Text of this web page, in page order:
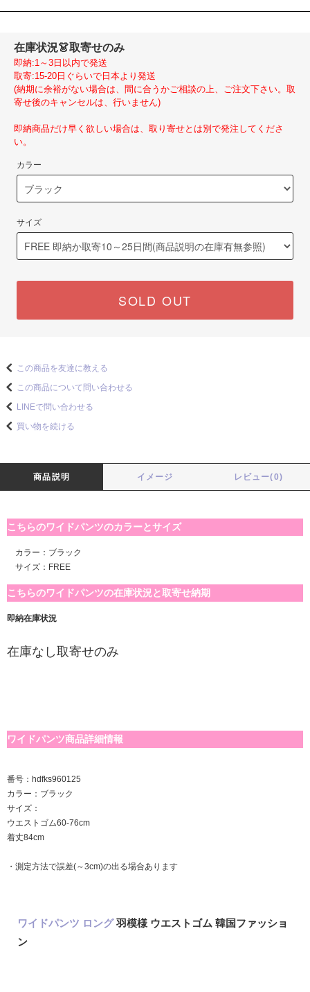
在庫状況👗取寄せのみ
即納:1～3日以内で発送
取寄:15-20日ぐらいで日本より発送
(納期に余裕がない場合は、間に合うかご相談の上、ご注文下さい。取
寄せ後のキャンセルは、行いません)
即納商品だけ早く欲しい場合は、取り寄せとは別で発注してくださ
い。
カラー
サイズ
SOLD OUT
この商品を友達に教える
この商品について問い合わせる
LINEで問い合わせる
買い物を続ける
商品説明 イメージ レビュー(0)
こちらのワイドパンツのカラーとサイズ
カラー：ブラック
サイズ：FREE
こちらのワイドパンツの在庫状況と取寄せ納期
即納在庫状況
在庫なし取寄せのみ
ワイドパンツ商品詳細情報
番号：hdfks960125
カラー：ブラック
サイズ：
ウエストゴム60-76cm
着丈84cm
・測定方法で誤差(～3cm)の出る場合あります
ワイドパンツ ロング羽模様 ウエストゴム 韓国ファッショ
ン